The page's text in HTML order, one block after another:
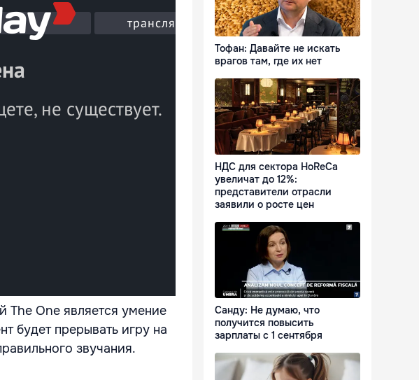
The One является умение
будет прерывать игру на
звучания.
Тофан: Давайте не искать
врагов там, где их нет
НДС для сектора HoReCa
увеличат до 12%:
представители отрасли
заявили о росте цен
Санду: Не думаю, что
получится повысить
зарплаты с 1 сентября